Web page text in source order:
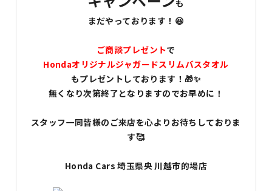
も
まだやっております！😆
ご商談プレゼントで
Hondaオリジナルジャガードスリムバスタオル
もプレゼントしております！🎁✨
無くなり次第終了となりますのでお早めに！
スタッフ一同皆様のご来店を心よりお待ちしておりま
す🥰
Honda Cars埼玉県央 川越市的場店